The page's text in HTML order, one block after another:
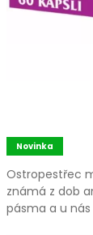
Novinka
Ostropestřec
známá z dob
pásma a u